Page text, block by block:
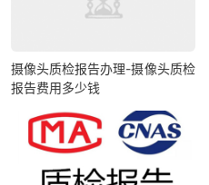
摄像头质检报告办理-摄像头质检
报告费用多少钱